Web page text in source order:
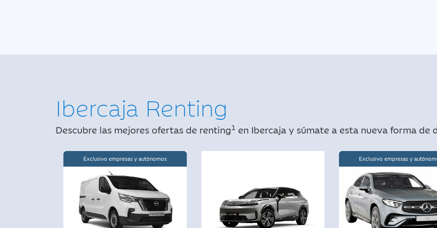
Ibercaja Renting
Descubre las mejores ofertas de renting1 en Ibercaja y súmate a esta nueva forma de
Exclusivo empresas y autónomos Exclusivo empresas y